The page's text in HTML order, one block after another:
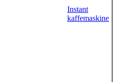
Instant
kaffemaskine